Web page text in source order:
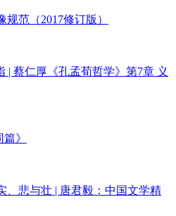
范（2017修订版）
| 蔡仁厚《孔孟荀哲学》第7章 义
》
、悲与壮 | 唐君毅：中国文学精